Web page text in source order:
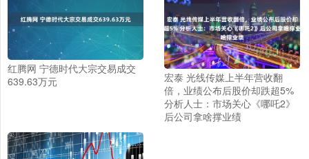
红腾网 宁德时代大宗交易成交
639.63万元
宏泰 光线传媒上半年营收翻
倍，业绩公布后股价却跌超5%
分析人士：市场关心《哪吒2》
后公司拿啥撑业绩